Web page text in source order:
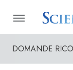
DOMANDE